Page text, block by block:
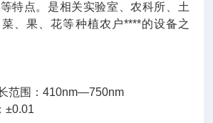
特点。是相关实验室、农科所、土
、果、花等种植农户****的设备之
范围：410nm—750nm
±0.01